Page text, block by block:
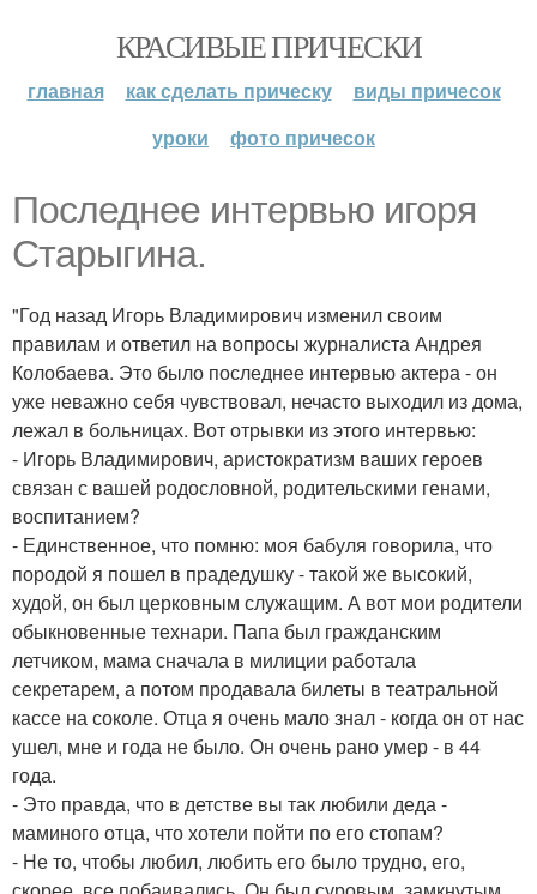
КРАСИВЫЕ ПРИЧЕСКИ
главная как сделать прическу
виды причесок
уроки
фото причесок
Последнее интервью игоря
Старыгина.
"Год назад Игорь Владимирович изменил своим
правилам и ответил на вопросы журналиста Андрея
Колобаева. Это было последнее интервью актера - он
уже неважно себя чувствовал, нечасто выходил из дома,
лежал в больницах. Вот отрывки из этого интервью:
- Игорь Владимирович, аристократизм ваших героев
связан с вашей родословной, родительскими генами,
воспитанием?
- Единственное, что помню: моя бабуля говорила, что
породой я пошел в прадедушку - такой же высокий,
худой, он был церковным служащим. А вот мои родители
обыкновенные технари. Папа был гражданским
летчиком, мама сначала в милиции работала
секретарем, а потом продавала билеты в театральной
кассе на соколе. Отца я очень мало знал - когда он от нас
ушел, мне и года не было. Он очень рано умер - в 44
года.
- Это правда, что в детстве вы так любили деда -
маминого отца, что хотели пойти по его стопам?
- Не то, чтобы любил, любить его было трудно, его,